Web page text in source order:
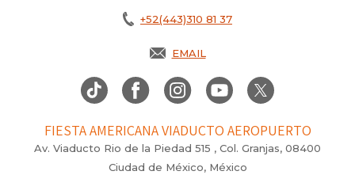
+52(443)310 81 37
EMAIL
FIESTA AMERICANA VIADUCTO AEROPUERTO
Av. Viaducto Rio de la Piedad 515 , Col. Granjas, 08400
Ciudad de México, México